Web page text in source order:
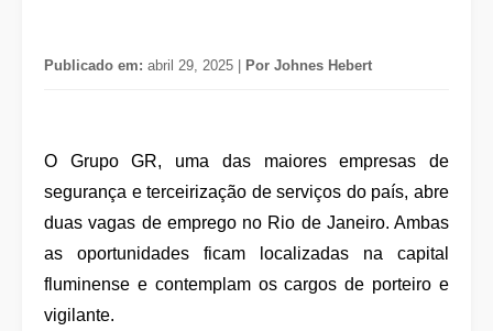
Publicado em: abril 29, 2025 | Por Johnes Hebert
O Grupo GR, uma das maiores empresas de
segurança e terceirização de serviços do país, abre
duas vagas de emprego no Rio de Janeiro. Ambas
as oportunidades ficam localizadas na capital
fluminense e contemplam os cargos de porteiro e
vigilante.